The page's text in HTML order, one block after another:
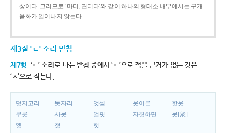
상이다. 그러므로 ‘마디, 견디다’와 같이 하나의 형태소 내부에서는 구개
음화가 일어나지 않는다.
제3절 'ㄷ' 소리 받침
제7항 ‘ㄷ’ 소리로 나는 받침 중에서 ‘ㄷ’으로 적을 근거가 없는 것은
‘ㅅ’으로 적는다.
덧저고리 돗자리 엇셈 웃어른
핫옷
무릇
사뭇 얼핏 자칫하면
뭇[衆]
옛
첫 헛